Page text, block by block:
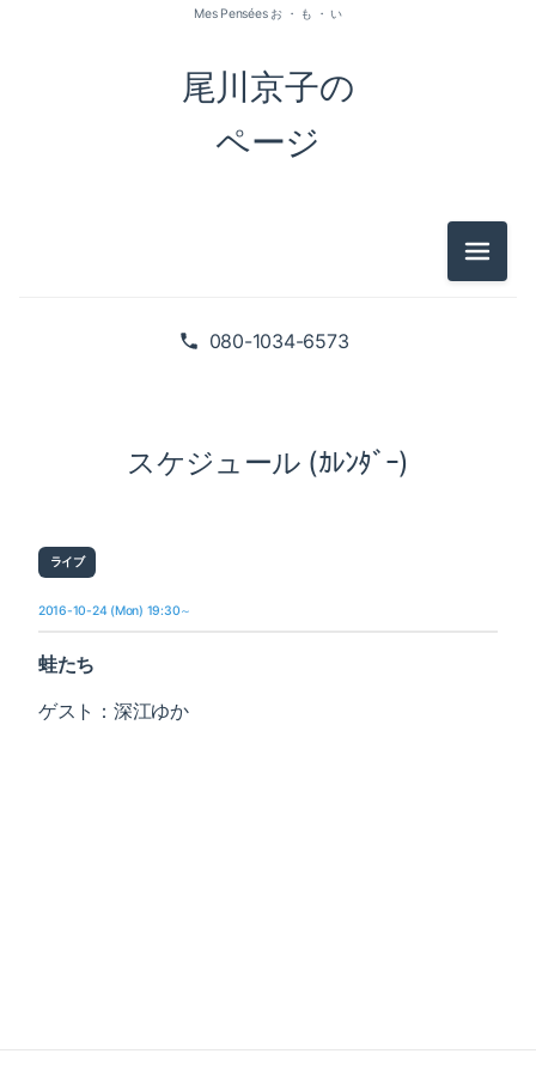
080-1034-6573
尾川京子の
ページ
Mes Pensées お ・ も ・ い
メニュ
スケジュール (ｶﾚﾝﾀﾞｰ)
ライブ
2016-10-24 (Mon) 19:30～
蛙たち
ゲスト：深江ゆか